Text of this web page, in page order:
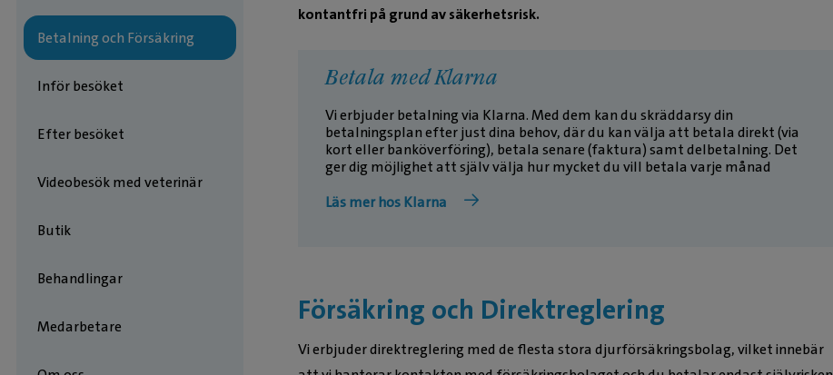
Betalning och Försäkring
Inför besöket
Efter besöket
Videobesök med veterinär
Butik
Behandlingar
Medarbetare
kontantfri på grund av säkerhetsrisk.
Betala med Klarna
Vi erbjuder betalning via Klarna. Med dem kan du skräddarsy din
betalningsplan efter just dina behov, där du kan välja att betala direkt (via
kort eller banköverföring), betala senare (faktura) samt delbetalning. Det
ger dig möjlighet att själv välja hur mycket du vill betala varje månad
Läs mer hos Klarna
Försäkring och Direktreglering
Vi erbjuder direktreglering med de flesta stora djurförsäkringsbolag, vilket innebär